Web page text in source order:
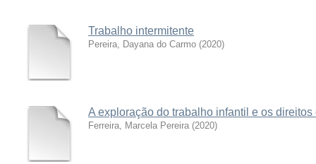
Trabalho intermitente
Pereira, Dayana do Carmo (2020)
A exploração do trabalho infantil e os
Ferreira, Marcela Pereira (2020)